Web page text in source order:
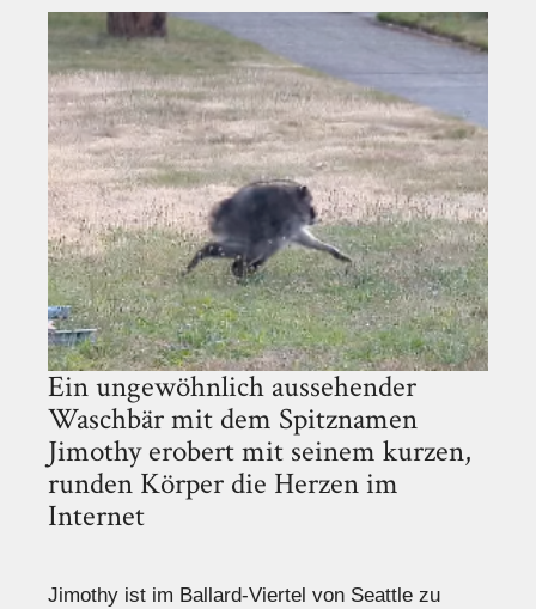
Ein ungewöhnlich aussehender
Waschbär mit dem Spitznamen
Jimothy erobert mit seinem kurzen,
runden Körper die Herzen im
Internet
Jimothy ist im Ballard-Viertel von Seattle zu